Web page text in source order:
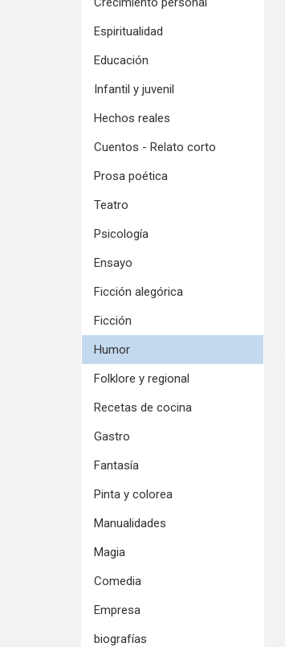
Espiritualidad
Educación
Infantil y juvenil
Hechos reales
Cuentos - Relato corto
Prosa poética
Teatro
Psicología
Ensayo
Ficción alegórica
Ficción
Humor
Folklore y regional
Recetas de cocina
Gastro
Fantasía
Pinta y colorea
Manualidades
Magia
Comedia
Empresa
biografías